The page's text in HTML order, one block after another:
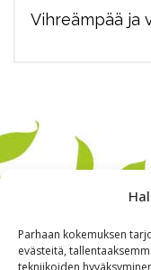
Parhaan kokemuksen
evästeitä,
tekniikoiden
Vihreämpää ja